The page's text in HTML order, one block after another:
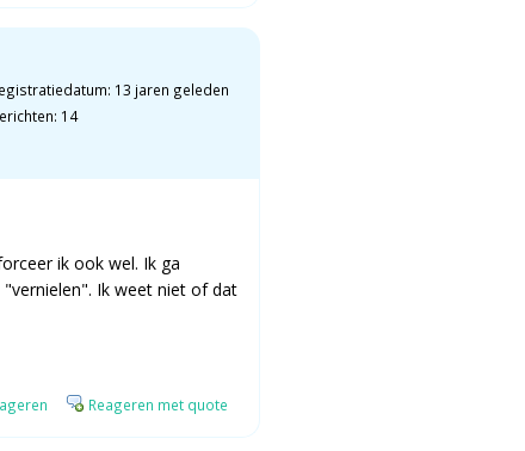
13 jaren geleden
14
ik ook wel. Ik ga
"vernielen". Ik weet niet of dat
Reageren met quote